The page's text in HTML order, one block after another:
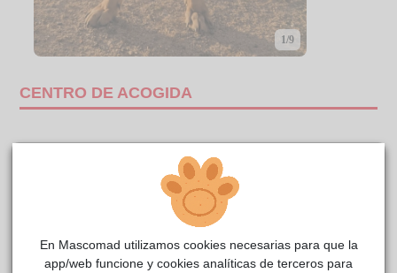
1/9
CENTRO DE ACOGIDA
En Mascomad utilizamos cookies necesarias para que la
app/web funcione y cookies analíticas de terceros para